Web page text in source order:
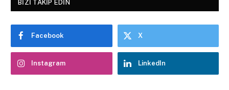
BIZI TAKIP EDIN
Facebook X
Instagram LinkedIn